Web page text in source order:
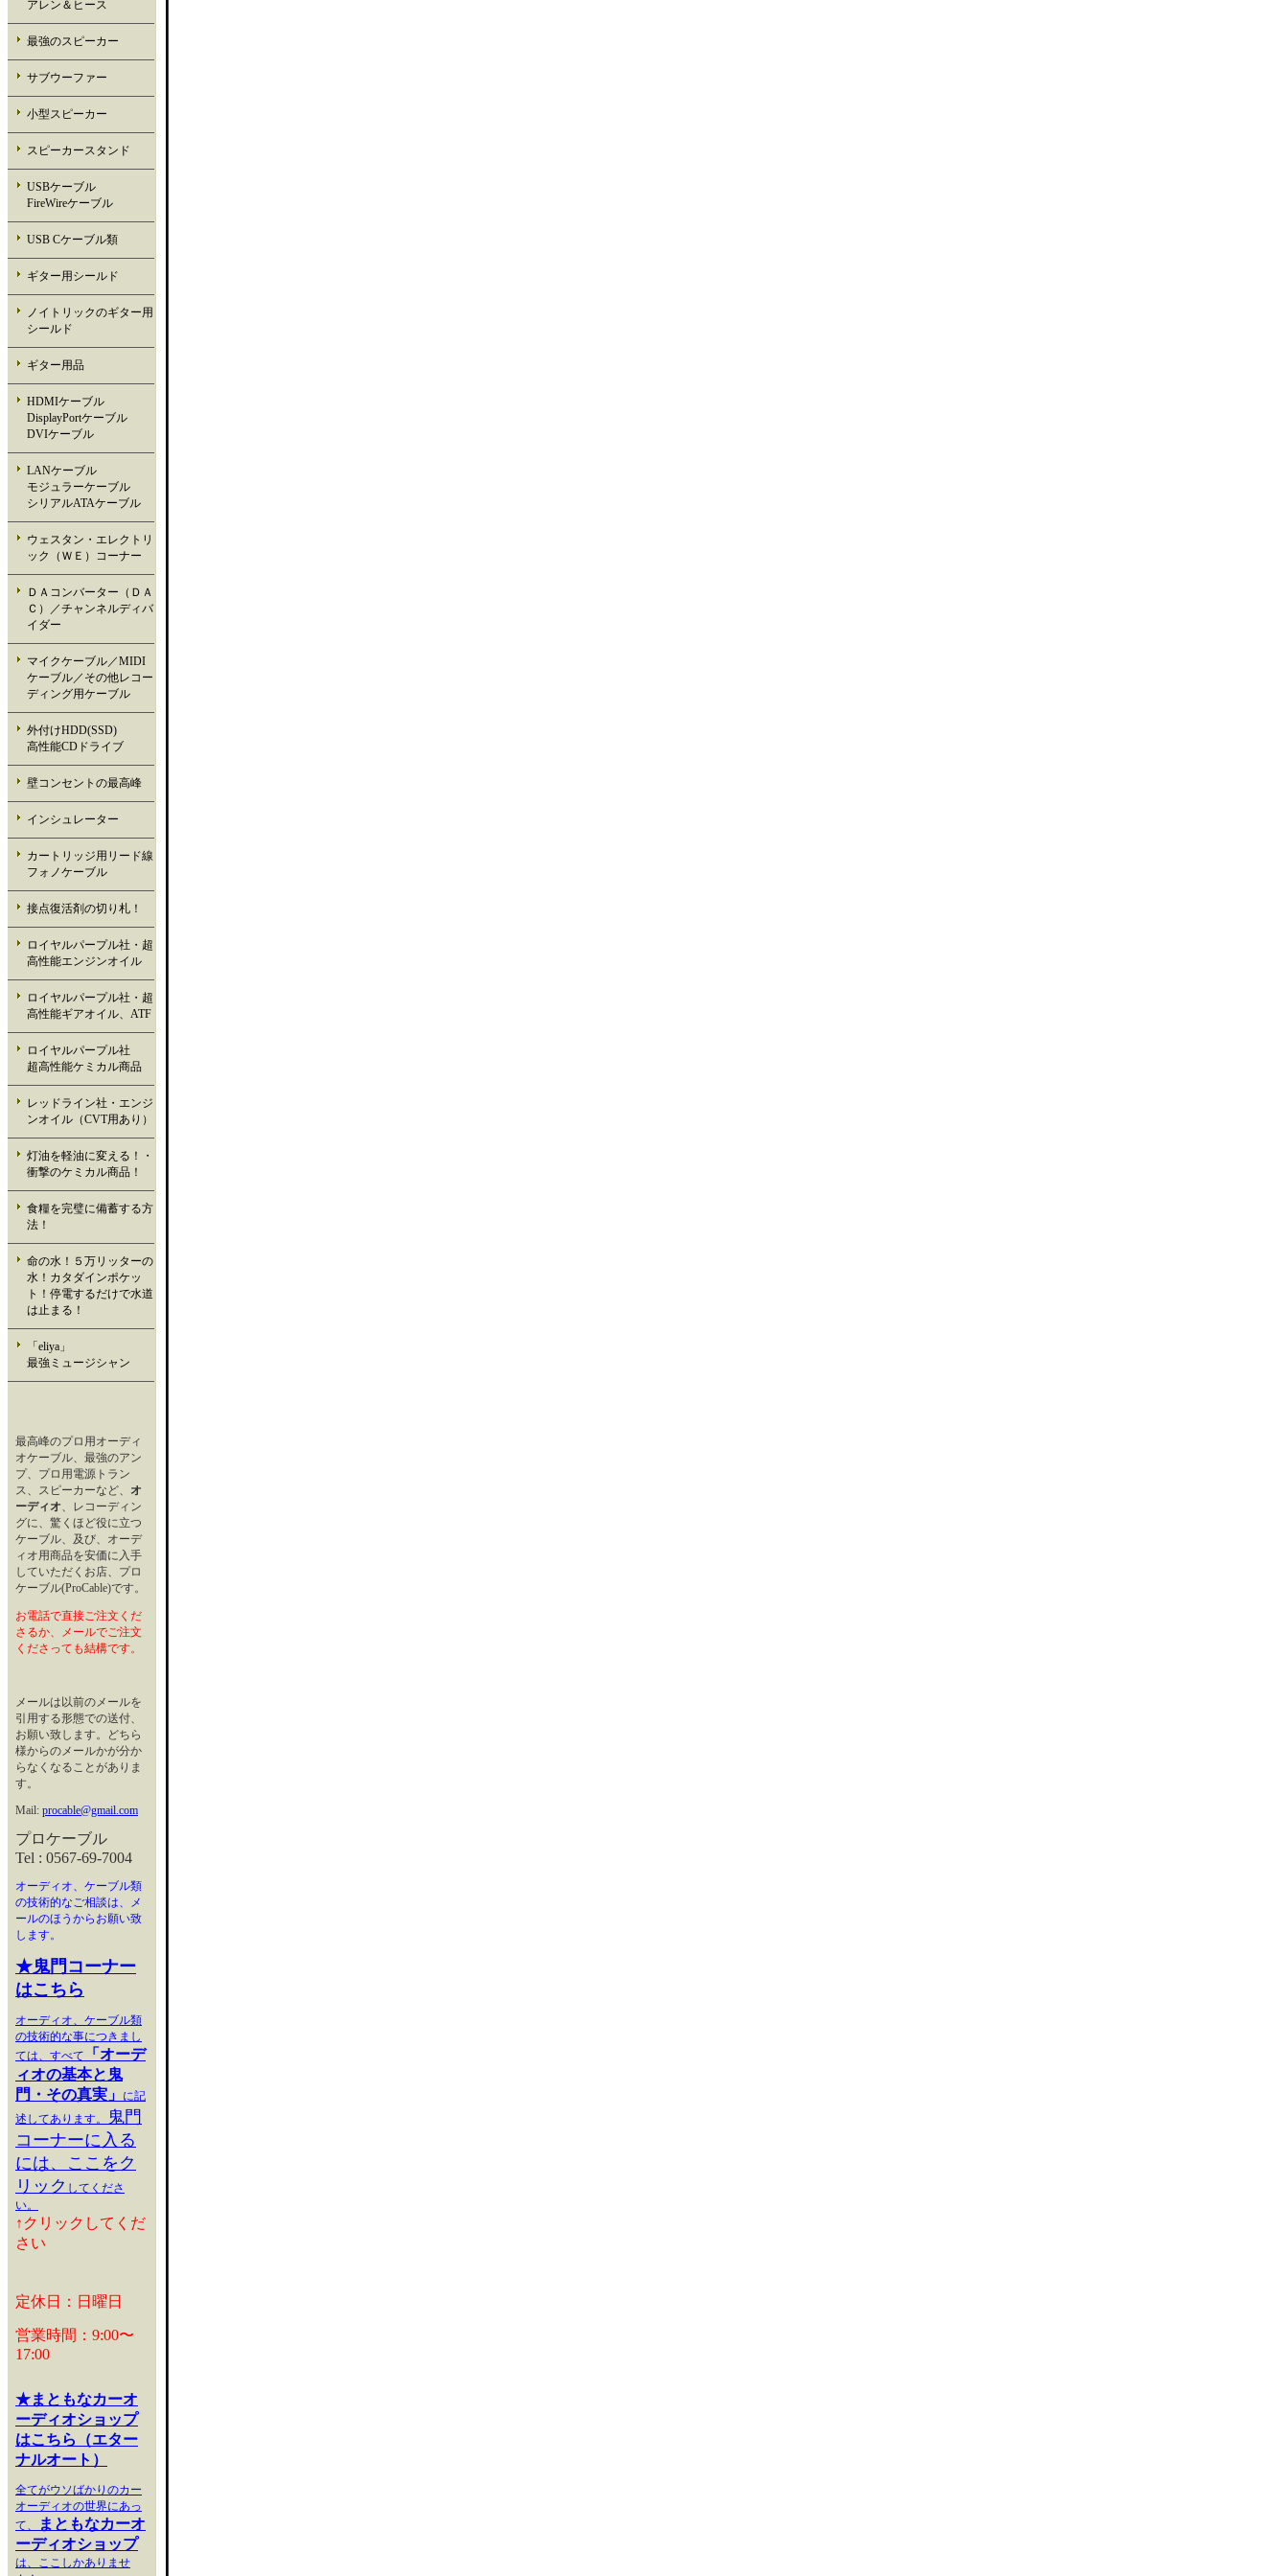
アレン＆ヒース
最強のスピーカー
サブウーファー
小型スピーカー
スピーカースタンド
USBケーブル
FireWireケーブル
USB Cケーブル類
ギター用シールド
ノイトリックのギター用
シールド
ギター用品
HDMIケーブル
DisplayPortケーブル
DVIケーブル
LANケーブル
モジュラーケーブル
シリアルATAケーブル
ウェスタン・エレクトリ
ック（ＷＥ）コーナー
ＤＡコンバーター（ＤＡ
Ｃ）／チャンネルディバ
イダー
マイクケーブル／MIDI
ケーブル／その他レコー
ディング用ケーブル
外付けHDD(SSD)
高性能CDドライブ
壁コンセントの最高峰
インシュレーター
カートリッジ用リード線
フォノケーブル
接点復活剤の切り札！
ロイヤルパープル社・超
高性能エンジンオイル
ロイヤルパープル社・超
高性能ギアオイル、ATF
ロイヤルパープル社
超高性能ケミカル商品
レッドライン社・エンジ
ンオイル（CVT用あり）
灯油を軽油に変える！・
衝撃のケミカル商品！
食糧を完璧に備蓄する方
法！
命の水！５万リッターの
水！カタダインポケッ
ト！停電するだけで水道
は止まる！
「eliya」
最強ミュージシャン
最高峰のプロ用オーディ
オケーブル、最強のアン
プ、プロ用電源トラン
ス、スピーカーなど、 オ
ーディオ、レコーディン
グに、驚くほど役に立つ
ケーブル、及び、オーデ
ィオ用商品を安価に入手
していただくお店、プロ
ケーブル(ProCable)です。
お電話で直接ご注文くだ
さるか、メールでご注文
くださっても結構です。
メールは以前のメールを
引用する形態での送付、
お願い致します。どちら
様からのメールかが分か
らなくなることがありま
す。
Mail: procable@gmail.com
プロケーブル
Tel : 0567-69-7004
オーディオ、ケーブル類
の技術的なご相談は、メ
ールのほうからお願い致
します。
★鬼門コーナー
はこちら
オーディオ、ケーブル類
の技術的な事につきまし
ては、すべて
「オーデ
ィオの基本と鬼
門・その真実」
に記
述してあります。
鬼門
コーナーに入る
には、ここをク
リック してくださ
い。
↑クリックしてくだ
さい
定休日：日曜日
営業時間：9:00〜
17:00
★まともなカーオ
ーディオショップ
はこちら（エター
ナルオート）
全てがウソばかりのカー
オーディオの世界にあっ
て、
まともなカーオ
ーディオショップ
は、ここしかありませ